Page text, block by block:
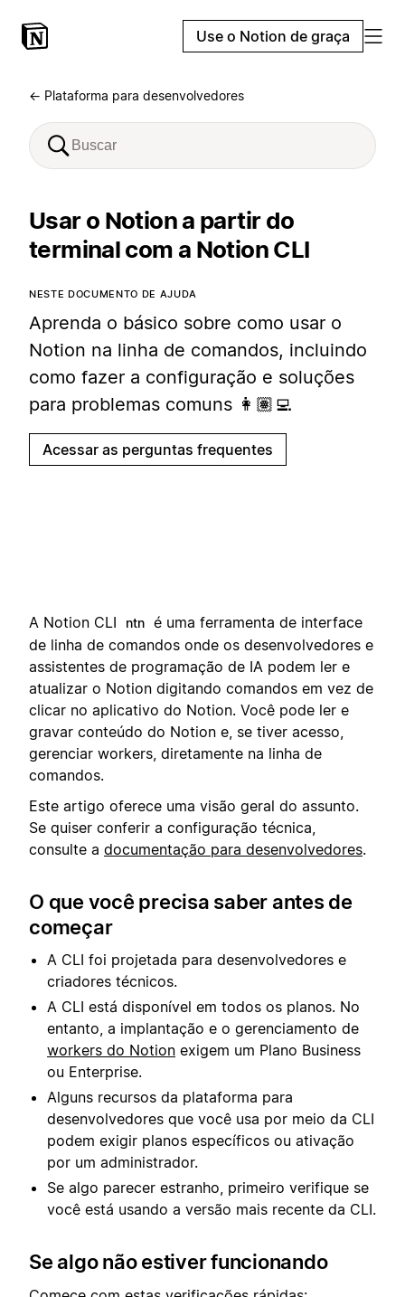
Use o Notion de graça
← Plataforma para desenvolvedores
Usar o Notion a partir do
terminal com a Notion CLI
NESTE DOCUMENTO DE AJUDA
Aprenda o básico sobre como usar o
Notion na linha de comandos, incluindo
como fazer a configuração e soluções
para problemas comuns 👩🏽‍💻
Acessar as perguntas frequentes
A Notion CLI ntn é uma ferramenta de interface
de linha de comandos onde os desenvolvedores e
assistentes de programação de IA podem ler e
atualizar o Notion digitando comandos em vez de
clicar no aplicativo do Notion. Você pode ler e
gravar conteúdo do Notion e, se tiver acesso,
gerenciar workers, diretamente na linha de
comandos.
Este artigo oferece uma visão geral do assunto.
Se quiser conferir a configuração técnica,
consulte a documentação para desenvolvedores.
O que você precisa saber antes de
começar
A CLI foi projetada para desenvolvedores e
criadores técnicos.
A CLI está disponível em todos os planos. No
entanto, a implantação e o gerenciamento de
workers do Notion exigem um Plano Business
ou Enterprise.
Alguns recursos da plataforma para
desenvolvedores que você usa por meio da CLI
podem exigir planos específicos ou ativação
por um administrador.
Se algo parecer estranho, primeiro verifique se
você está usando a versão mais recente da CLI.
Se algo não estiver funcionando